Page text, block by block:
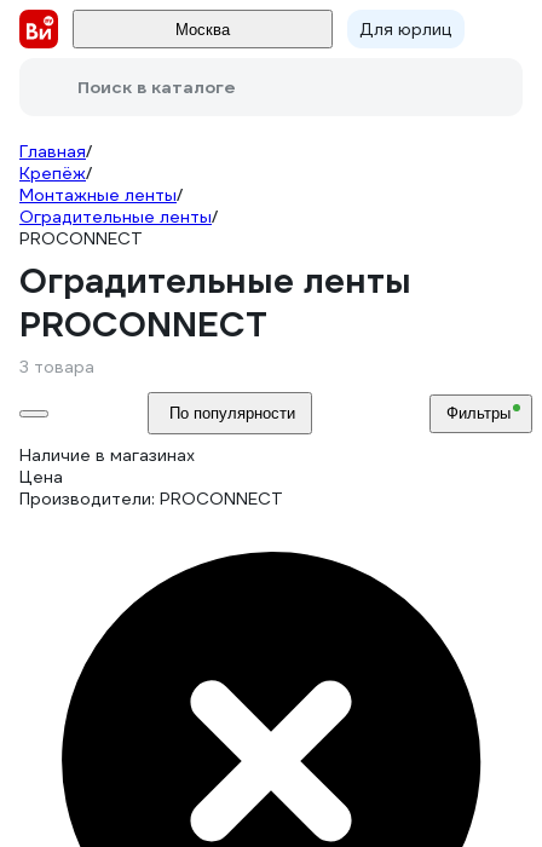
Москва Для юрлиц
Поиск в каталоге
Главная/
Крепёж/
Монтажные ленты/
Оградительные ленты/
PROCONNECT
Оградительные ленты
PROCONNECT
3 товара
По популярности Фильтры
Наличие в магазинах
Цена
Производители: PROCONNECT